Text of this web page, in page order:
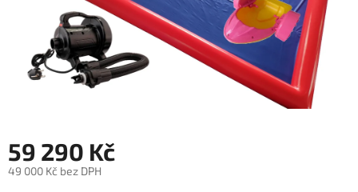
59 290 Kč
49 000 Kč bez DPH